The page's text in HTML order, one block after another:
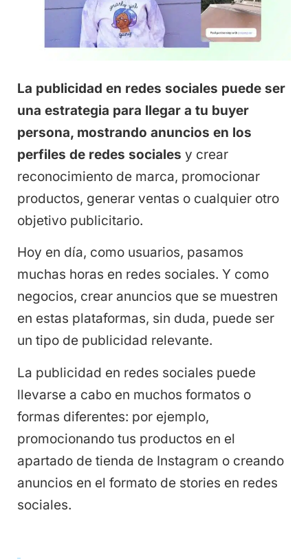
La publicidad en redes sociales puede ser
una estrategia para llegar a tu buyer
persona, mostrando anuncios en los
perfiles de redes sociales y crear
reconocimiento de marca, promocionar
productos, generar ventas o cualquier otro
objetivo publicitario.
Hoy en día, como usuarios, pasamos
muchas horas en redes sociales. Y como
negocios, crear anuncios que se muestren
en estas plataformas, sin duda, puede ser
un tipo de publicidad relevante.
La publicidad en redes sociales puede
llevarse a cabo en muchos formatos o
formas diferentes: por ejemplo,
promocionando tus productos en el
apartado de tienda de Instagram o creando
anuncios en el formato de stories en redes
sociales.